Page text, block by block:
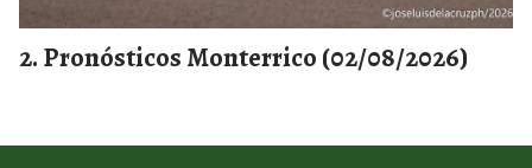
Pronósticos Monterrico (02/08/2026)